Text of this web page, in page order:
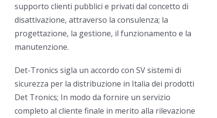
supporto clienti pubblici e privati dal concetto di
disattivazione, attraverso la consulenza; la
progettazione, la gestione, il funzionamento e la
manutenzione.
Det-Tronics sigla un accordo con SV sistemi di
sicurezza per la distribuzione in Italia dei prodotti
Det Tronics; In modo da fornire un servizio
completo al cliente finale in merito alla rilevazione